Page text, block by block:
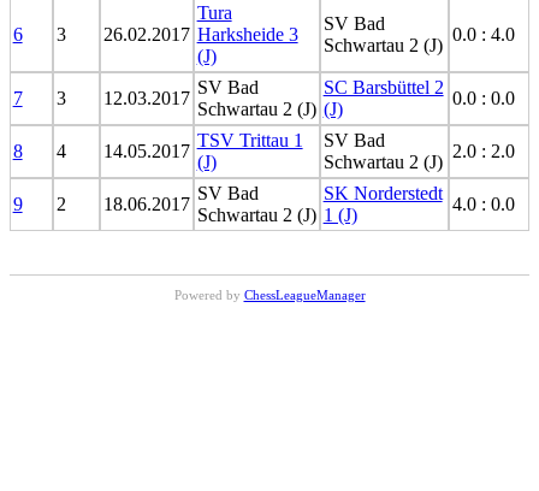
6 3 26.02.2017
Tura
Harksheide 3
(J)
SV Bad
Schwartau 2 (J)
0.0 : 4.0
7 3 12.03.2017
SV Bad
Schwartau 2 (J)
SC Barsbüttel 2
(J)
0.0 : 0.0
8 4 14.05.2017
TSV Trittau 1
(J)
SV Bad
Schwartau 2 (J)
2.0 : 2.0
9 2 18.06.2017
SV Bad
Schwartau 2 (J)
SK Norderstedt
1 (J)
4.0 : 0.0
Powered by ChessLeagueManager